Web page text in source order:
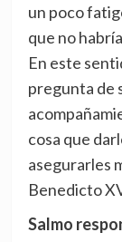
un poco
que no
En este
pregunta de
cosa que
asegurarles
Benedicto
Salmo